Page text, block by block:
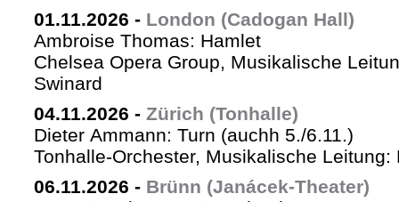
01.11.2026 - London (Cadogan Hall)
Ambroise Thomas: Hamlet
Chelsea Opera Group, Musikalische
Swinard
04.11.2026 - Zürich (Tonhalle)
Dieter Ammann: Turn (auchh 5./6.11.)
Tonhalle-Orchester, Musikalische Leitung:
06.11.2026 - Brünn (Janácek-Theater)